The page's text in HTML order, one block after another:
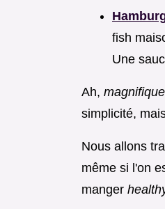
fish
Une
Ah, magnifique
simplicité,
Nous allons
même si l'on
manger